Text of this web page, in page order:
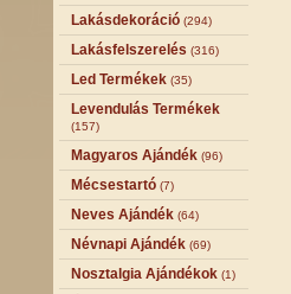
Lakásdekoráció (294)
Lakásfelszerelés (316)
Led Termékek (35)
Levendulás Termékek
(157)
Magyaros Ajándék (96)
Mécsestartó (7)
Neves Ajándék (64)
Névnapi Ajándék (69)
Nosztalgia Ajándékok (1)